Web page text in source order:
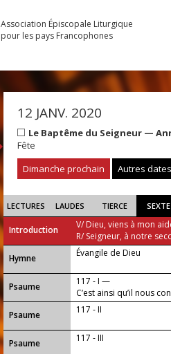
Association Épiscopale Liturgique
pour les pays Francophones
12 JANV. 2020
Le Baptême du Seigneur —
Fête
Dimanche prochain
Autres dates
LECTURES LAUDES TIERCE SEXTE
Introduction
V/ Dieu, viens à mon
R/ Seigneur, à notre
...
Hymne Évangile de Dieu
Psaume
117 - I —
C’est ainsi qu’il nous
Psaume
117 - II
Psaume 117 - III